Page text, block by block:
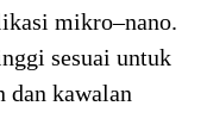
mikro–nano.
sesuai untuk
kawalan